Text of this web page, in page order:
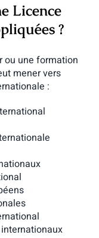
Licence
?
ou une formation
mener vers
: